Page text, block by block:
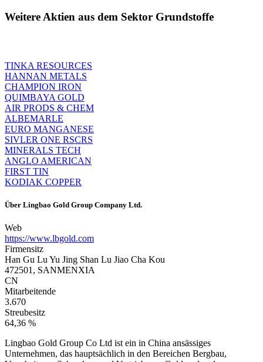
Weitere Aktien aus dem Sektor Grundstoffe
TINKA RESOURCES
HANNAN METALS
CHAMPION IRON
QUIMBAYA GOLD
AIR PRODS & CHEM
ALBEMARLE
EURO MANGANESE
SIVLER ONE RSCRS
MINERALS TECH
ANGLO AMERICAN
FIRST TIN
KODIAK COPPER
Über Lingbao Gold Group Company Ltd.
Web
https://www.lbgold.com
Firmensitz
Han Gu Lu Yu Jing Shan Lu Jiao Cha Kou
472501, SANMENXIA
CN
Mitarbeitende
3.670
Streubesitz
64,36 %
Lingbao Gold Group Co Ltd ist ein in China ansässiges
Unternehmen, das hauptsächlich in den Bereichen Bergbau,